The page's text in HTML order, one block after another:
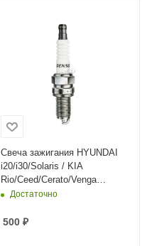
Свеча зажигания HYUNDAI
i20/i30/Solaris / KIA
Rio/Ceed/Cerato/Venga
1.4/1.6
Достаточно
500 ₽